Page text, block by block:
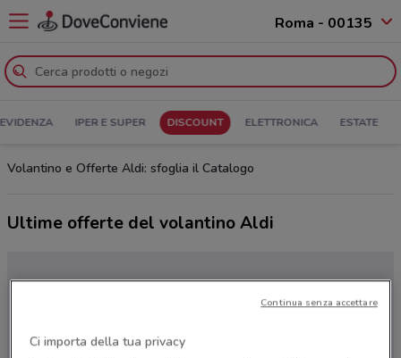
Roma - 00135
IPER E SUPER DISCOUNT ELETTRONICA ESTATE
Volantino e Offerte Aldi: sfoglia il Catalogo
Ultime offerte del volantino Aldi
Ci importa della tua privacy
Continua senza accettare